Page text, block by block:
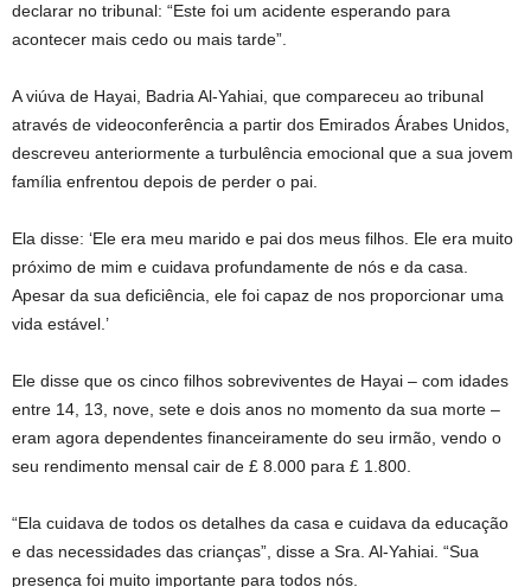
declarar no tribunal: “Este foi um acidente esperando para
acontecer mais cedo ou mais tarde”.
A viúva de Hayai, Badria Al-Yahiai, que compareceu ao tribunal
através de videoconferência a partir dos Emirados Árabes Unidos,
descreveu anteriormente a turbulência emocional que a sua jovem
família enfrentou depois de perder o pai.
Ela disse: ‘Ele era meu marido e pai dos meus filhos. Ele era muito
próximo de mim e cuidava profundamente de nós e da casa.
Apesar da sua deficiência, ele foi capaz de nos proporcionar uma
vida estável.’
Ele disse que os cinco filhos sobreviventes de Hayai – com idades
entre 14, 13, nove, sete e dois anos no momento da sua morte –
eram agora dependentes financeiramente do seu irmão, vendo o
seu rendimento mensal cair de £ 8.000 para £ 1.800.
“Ela cuidava de todos os detalhes da casa e cuidava da educação
e das necessidades das crianças”, disse a Sra. Al-Yahiai. “Sua
presença foi muito importante para todos nós.